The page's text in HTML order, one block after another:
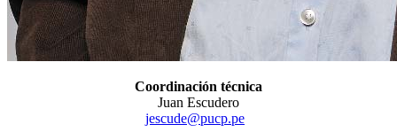
Coordinación técnica
Juan Escudero
jescude@pucp.pe